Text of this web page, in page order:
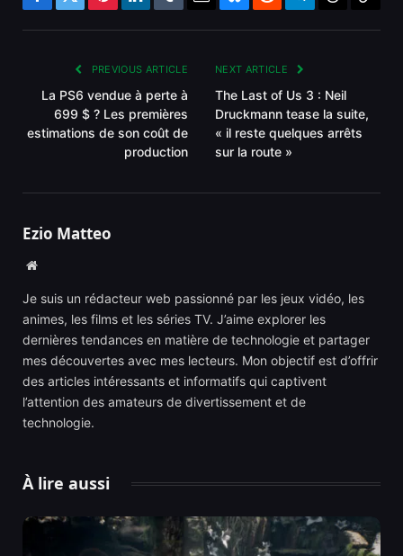
Facebook
TwitterPinterestLinkedInTumblrEmailBlueskyRedditTelegramThreadsCopy
PREVIOUS ARTICLE
La PS6 vendue à perte à
699 $ ? Les premières
estimations de son coût de
production
NEXT ARTICLE
The Last of Us 3 : Neil
Druckmann tease la suite,
« il reste quelques arrêts
sur la route »
Ezio Matteo
Website
Je suis un rédacteur web passionné par les jeux vidéo, les
animes, les films et les séries TV. J’aime explorer les
dernières tendances en matière de technologie et partager
mes découvertes avec mes lecteurs. Mon objectif est d’offrir
des articles intéressants et informatifs qui captivent
l’attention des amateurs de divertissement et de
technologie.
À lire aussi